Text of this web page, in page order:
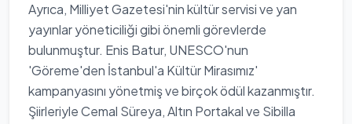
Ayrıca, Milliyet Gazetesi'nin kültür servisi ve yan
yayınlar yöneticiliği gibi önemli görevlerde
bulunmuştur. Enis Batur, UNESCO'nun
'Göreme'den İstanbul'a Kültür Mirasımız'
kampanyasını yönetmiş ve birçok ödül kazanmıştır.
Şiirleriyle Cemal Süreya, Altın Portakal ve Sibilla